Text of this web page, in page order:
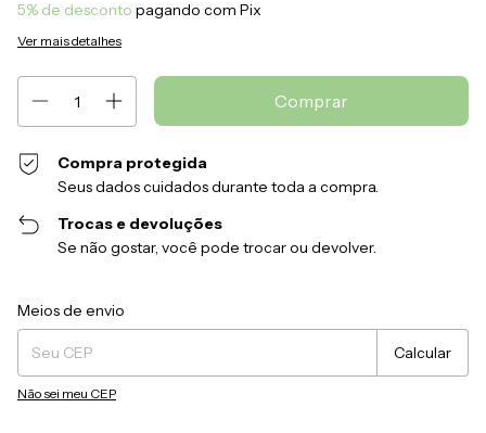
5% de desconto pagando com Pix
Ver mais detalhes
Compra protegida
Seus dados cuidados durante toda a compra.
Trocas e devoluções
Se não gostar, você pode trocar ou devolver.
Entregas para o CEP:
Meios de envio
Calcular
Não sei meu CEP